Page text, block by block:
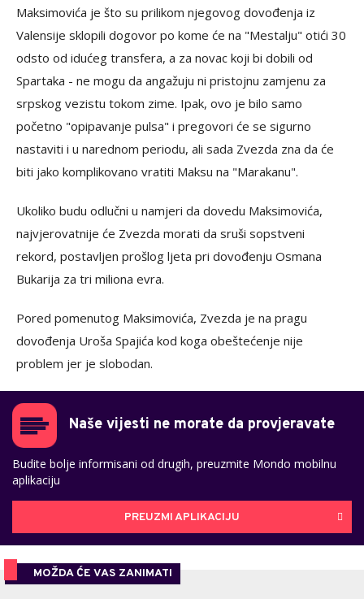
Maksimovića je što su prilikom njegovog dovođenja iz
Valensije sklopili dogovor po kome će na "Mestalju" otići 30
odsto od idućeg transfera, a za novac koji bi dobili od
Spartaka - ne mogu da angažuju ni pristojnu zamjenu za
srpskog vezistu tokom zime. Ipak, ovo je bilo samo
početno "opipavanje pulsa" i pregovori će se sigurno
nastaviti i u narednom periodu, ali sada Zvezda zna da će
biti jako komplikovano vratiti Maksu na "Marakanu".
Ukoliko budu odlučni u namjeri da dovedu Maksimovića,
najvjerovatnije će Zvezda morati da sruši sopstveni
rekord, postavljen prošlog ljeta pri dovođenju Osmana
Bukarija za tri miliona evra.
Pored pomenutog Maksimovića, Zvezda je na pragu
dovođenja Uroša Spajića kod koga obeštećenje nije
problem jer je slobodan.
Naše vijesti ne morate da provjeravate
Budite bolje informisani od drugih, preuzmite Mondo mobilnu
aplikaciju
PREUZMI APLIKACIJU
MOŽDA ĆE VAS ZANIMATI